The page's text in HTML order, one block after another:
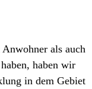
als auch
haben wir
in dem Gebiet